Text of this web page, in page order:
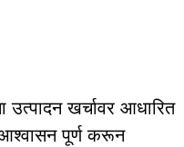
उत्पादन खर्चावर आधारित
पूर्ण करून